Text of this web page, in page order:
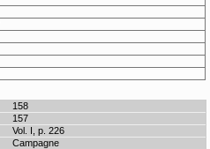
158
157
Vol. I, p. 226
Campagne